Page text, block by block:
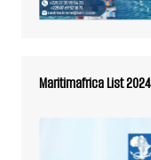
Maritimafrica List 2024